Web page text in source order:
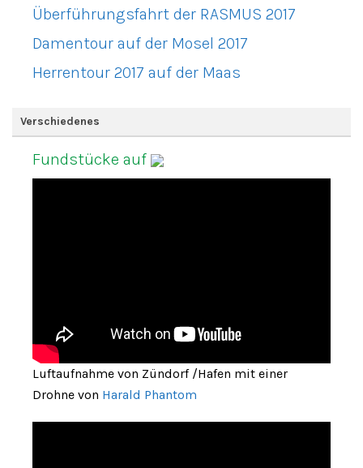
Überführungsfahrt der RASMUS 2017
Damentour auf der Mosel 2017
Herrentour 2017 auf der Maas
Verschiedenes
Fundstücke auf
Luftaufnahme von Zündorf /Hafen mit einer
Drohne von Harald Phantom